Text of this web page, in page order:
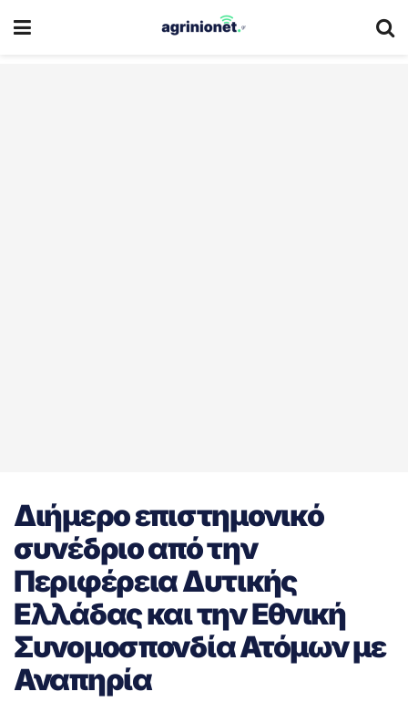
Διήμερο επιστημονικό
συνέδριο από την
Περιφέρεια Δυτικής
Ελλάδας και την Εθνική
Συνομοσπονδία Ατόμων με
Αναπηρία